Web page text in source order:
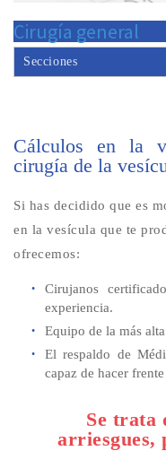
Cirugía general
Secciones
Cálculos en la
cirugía de la
Si has decidido que es
en la vesícula que te
ofrecemos:
Cirujanos
experiencia.
Equipo de la más
El respaldo de
capaz de hacer
Se trata
arriesgues,